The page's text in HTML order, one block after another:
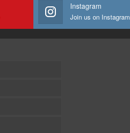
Instagram
Join us on Instagram